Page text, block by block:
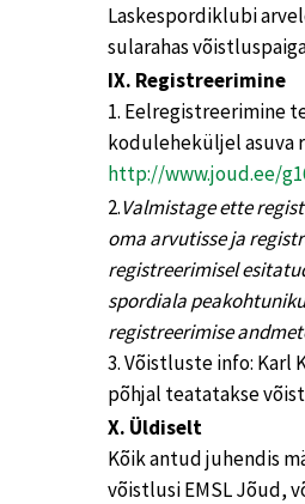
Laskespordiklubi
sularahas
IX. Registreerimine
1. Eelregistreerimine
koduleheküljel asuva
http://www.joud.ee/
2.Valmistage ette
oma arvutisse ja
registreerimisel
spordiala
registreerimise
3. Võistluste info: Karl
põhjal teatatakse
X. Üldiselt
Kõik antud juhendis
võistlusi EMSL Jõud,